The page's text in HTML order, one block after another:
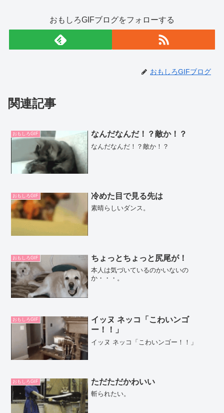
おもしろGIFブログをフォローする
おもしろGIFブログ
関連記事
おもしろGIF なんだなんだ！？敵か！？
なんだなんだ！？敵か！？
おもしろGIF 冷めた目で見る先は
素晴らしいダンス。
おもしろGIF ちょっとちょっと尻尾が！
本人は気づいているのかいないの
か・・・。
おもしろGIF
イッヌ ネッコ「こわいンゴ
ー！！」
イッヌ ネッコ「こわいンゴー！！」
おもしろGIF ただただかわいい
斬られたい。